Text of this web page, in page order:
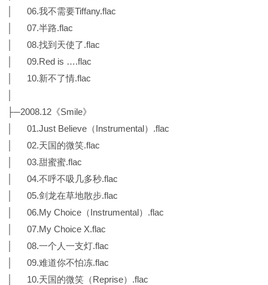
│ 06.我不需要Tiffany.flac
│ 07.半路.flac
│ 08.找到天使了.flac
│ 09.Red is ….flac
│ 10.新不了情.flac
├─2008.12《Smile》
│ 01.Just Believe（Instrumental）.flac
│ 02.天国的微笑.flac
│ 03.甜蜜蜜.flac
│ 04.不呼不吸几多秒.flac
│ 05.剑龙在草地散步.flac
│ 06.My Choice（Instrumental）.flac
│ 07.My Choice X.flac
│ 08.一个人一支灯.flac
│ 09.难道你不怕冻.flac
│ 10.天国的微笑（Reprise）.flac